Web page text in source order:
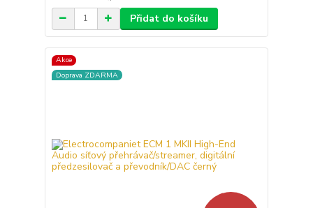
Přidat do košíku
Akce
Doprava ZDARMA